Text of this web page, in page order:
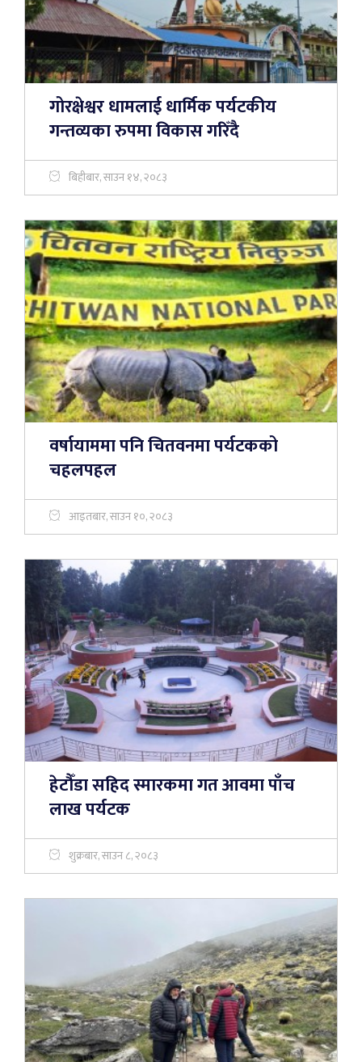
गोरक्षेश्वर धामलाई धार्मिक पर्यटकीय
गन्तव्यका रुपमा विकास गरिँदै
बिहीबार, साउन १४, २०८३
वर्षायाममा पनि चितवनमा पर्यटकको
चहलपहल
आइतबार, साउन १०, २०८३
हेटौँडा सहिद स्मारकमा गत आवमा पाँच
लाख पर्यटक
शुक्रबार, साउन ८, २०८३